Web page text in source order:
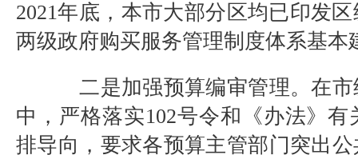
2021年底，本市大部分区均已印发
两级政府购买服务管理制度体系基本
二是加强预算编审管理。在市
中，严格落实102号令和 《办法》有
排导向，要求各预算主管部门突出